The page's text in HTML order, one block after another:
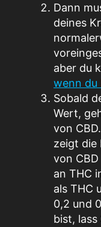
Dann
deines
aber du
wenn du
Sobald
Wert,
von CBD.
zeigt die
von CBD
an THC
als THC
0,2 und
bist, lass